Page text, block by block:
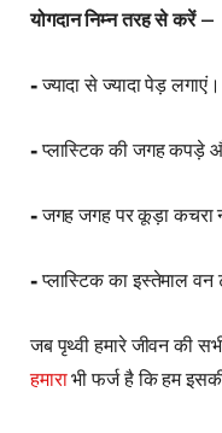
योगदान निम्न तरह से करें —
⁃ ज्यादा से ज्यादा पेड़ लगाएं।
⁃ प्लास्टिक की जगह कपड़े
⁃ जगह जगह पर कूड़ा कचरा
⁃ प्लास्टिक का इस्तेमाल
जब पृथ्वी हमारे जीवन की
हमाराभी फर्ज है कि हम